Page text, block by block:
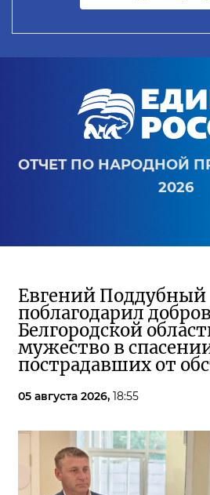
ОТЧЕТ ПО НАРОДНОЙ
2026
Евгений Поддубный
поблагодарил
Белгородской
мужество в
пострадавших от
05 августа 2026, 18:55